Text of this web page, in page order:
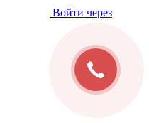
Войти через